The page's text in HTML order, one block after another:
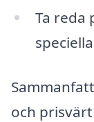
Ta reda
och